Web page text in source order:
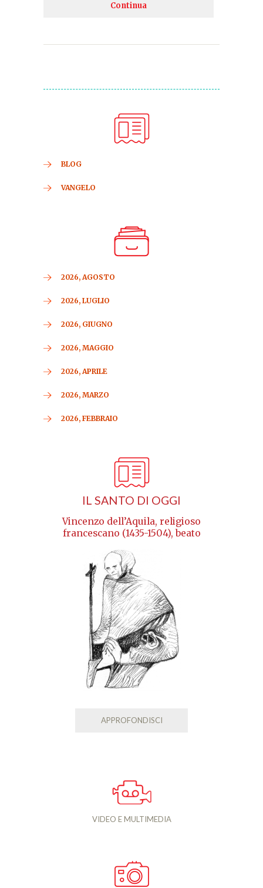
Continua
BLOG
VANGELO
2026, AGOSTO
2026, LUGLIO
2026, GIUGNO
2026, MAGGIO
2026, APRILE
2026, MARZO
2026, FEBBRAIO
IL SANTO DI OGGI
Vincenzo dell’Aquila, religioso
francescano (1435-1504), beato
APPROFONDISCI
VIDEO E MULTIMEDIA